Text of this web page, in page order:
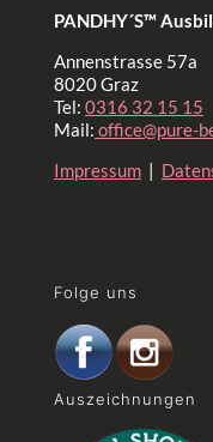
PANDHY´S™
Annenstrasse 57a
8020 Graz
Tel: 0316 32 15 15
Mail: office@pure-
Impressum |
Folge uns
Auszeichnungen